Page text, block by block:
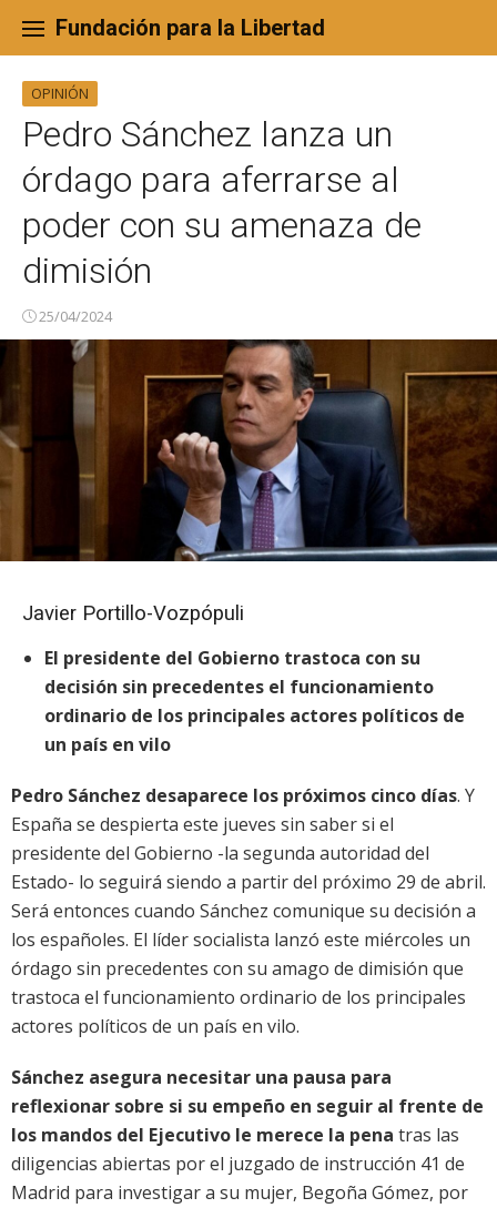
content
Fundación para la Libertad
OPINIÓN
Pedro Sánchez lanza un
órdago para aferrarse al
poder con su amenaza de
dimisión
25/04/2024
Javier Portillo-Vozpópuli
El presidente del Gobierno trastoca con su
decisión sin precedentes el funcionamiento
ordinario de los principales actores políticos de
un país en vilo
Pedro Sánchez desaparece los próximos cinco días. Y
España se despierta este jueves sin saber si el
presidente del Gobierno -la segunda autoridad del
Estado- lo seguirá siendo a partir del próximo 29 de abril.
Será entonces cuando Sánchez comunique su decisión a
los españoles. El líder socialista lanzó este miércoles un
órdago sin precedentes con su amago de dimisión que
trastoca el funcionamiento ordinario de los principales
actores políticos de un país en vilo.
Sánchez asegura necesitar una pausa para
reflexionar sobre si su empeño en seguir al frente de
los mandos del Ejecutivo le merece la pena tras las
diligencias abiertas por el juzgado de instrucción 41 de
Madrid para investigar a su mujer, Begoña Gómez, por